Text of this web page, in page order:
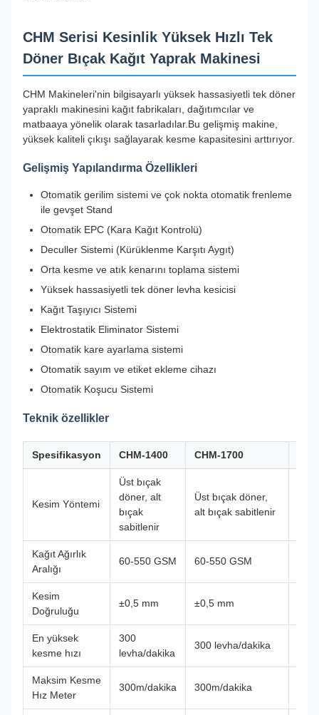
CHM Serisi Kesinlik Yüksek Hızlı Tek
Döner Bıçak Kağıt Yaprak Makinesi
CHM Makineleri'nin bilgisayarlı yüksek hassasiyetli tek döner
yapraklı makinesini kağıt fabrikaları, dağıtımcılar ve
matbaaya yönelik olarak tasarladılar.Bu gelişmiş makine,
yüksek kaliteli çıkışı sağlayarak kesme kapasitesini arttırıyor.
Gelişmiş Yapılandırma Özellikleri
Otomatik gerilim sistemi ve çok nokta otomatik frenleme
ile gevşet Stand
Otomatik EPC (Kara Kağıt Kontrolü)
Deculler Sistemi (Kürüklenme Karşıtı Aygıt)
Orta kesme ve atık kenarını toplama sistemi
Yüksek hassasiyetli tek döner levha kesicisi
Kağıt Taşıyıcı Sistemi
Elektrostatik Eliminator Sistemi
Otomatik kare ayarlama sistemi
Otomatik sayım ve etiket ekleme cihazı
Otomatik Koşucu Sistemi
Teknik özellikler
Spesifikasyon CHM-1400 CHM-1700
Kesim Yöntemi
Üst bıçak
döner, alt
bıçak
sabitlenir
Üst bıçak döner,
alt bıçak sabitlenir
Kağıt Ağırlık
Aralığı
60-550 GSM 60-550 GSM
Kesim
Doğruluğu
±0,5 mm ±0,5 mm
En yüksek
kesme hızı
300
levha/dakika
300 levha/dakika
Maksim Kesme
Hız Meter
300m/dakika 300m/dakika